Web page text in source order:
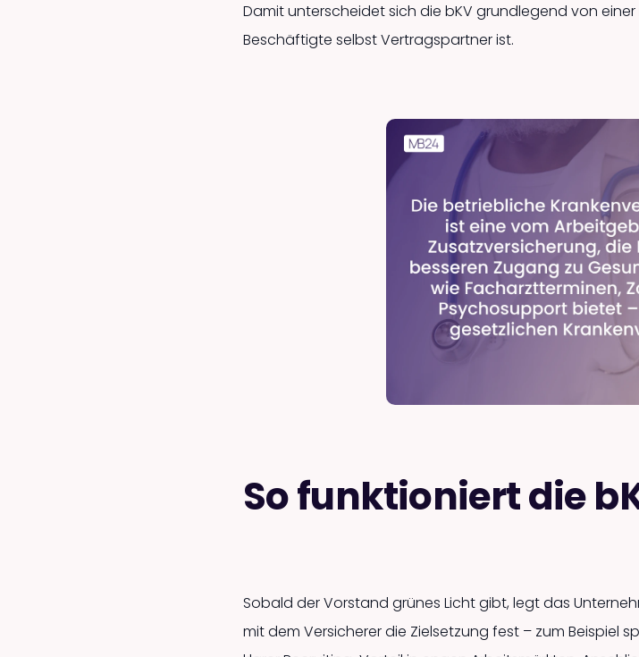
Damit unterscheidet sich die bKV grundlegend von
Beschäftigte selbst Vertragspartner ist.
So funktioniert die
Sobald der Vorstand grünes Licht gibt, legt das
mit dem Versicherer die Zielsetzung fest – zum Beispiel